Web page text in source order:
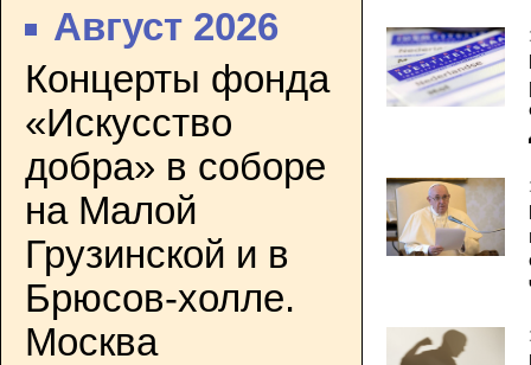
Август 2026
Концерты фонда
«Искусство
добра» в соборе
на Малой
Грузинской и в
Брюсов-холле.
Москва